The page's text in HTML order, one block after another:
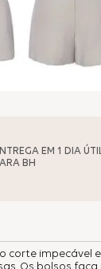
EM 1 DIA
BH
impecável